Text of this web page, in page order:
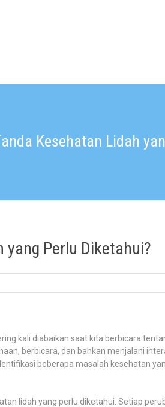
Kesehatan Lidah
yang Perlu Diketahui?
kali diabaikan saat kita berbicara
berbicara, dan bahkan menjalani
beberapa masalah kesehatan
lidah yang perlu diketahui. Setiap